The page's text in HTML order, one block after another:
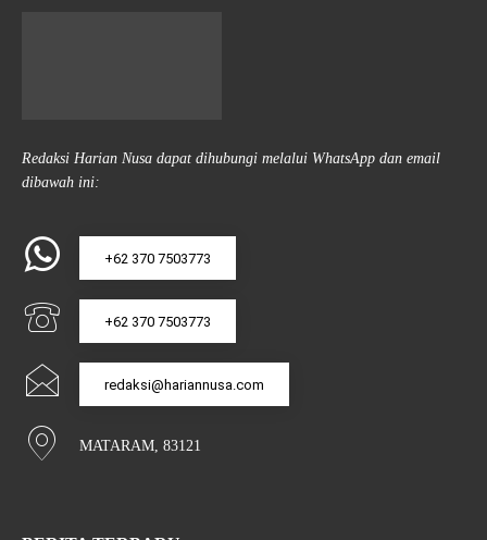
Redaksi Harian Nusa dapat dihubungi melalui WhatsApp dan email
dibawah ini:
+62 370 7503773
+62 370 7503773
redaksi@hariannusa.com
MATARAM, 83121